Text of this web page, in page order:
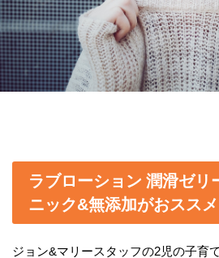
ラブローション 潤滑ゼリ
ニック&無添加がおススメ
ジョン&マリースタッフの2児の子育